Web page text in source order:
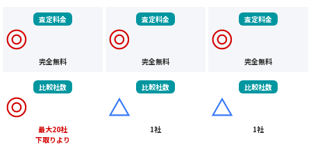
査定料金
完全無料
査定料金
完全無料
査定料金
完全無料
比較社数
最大20社
下取りより
比較社数
1社
比較社数
1社